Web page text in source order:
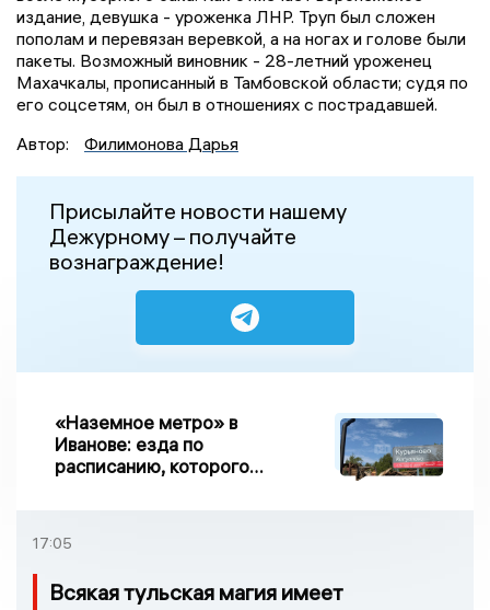
издание, девушка - уроженка ЛНР. Труп был сложен
пополам и перевязан веревкой, а на ногах и голове были
пакеты. Возможный виновник - 28-летний уроженец
Махачкалы, прописанный в Тамбовской области; судя по
его соцсетям, он был в отношениях с пострадавшей.
Автор:
Филимонова Дарья
Присылайте новости нашему
Дежурному – получайте
вознаграждение!
«Наземное метро» в
Иванове: езда по
расписанию, которого
17:05
Всякая тульская магия имеет